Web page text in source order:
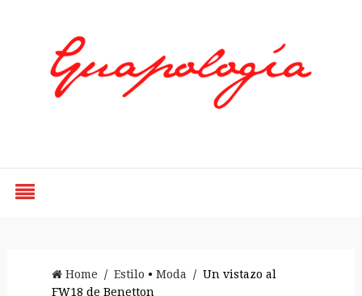
Home / Estilo • Moda / Un vistazo al
FW18 de Benetton